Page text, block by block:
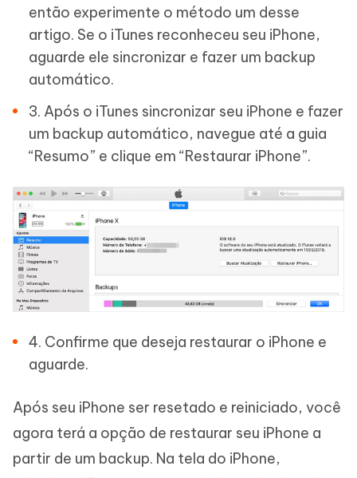
então experimente o método um desse
artigo. Se o iTunes reconheceu seu iPhone,
aguarde ele sincronizar e fazer um backup
automático.
3. Após o iTunes sincronizar seu iPhone e fazer
um backup automático, navegue até a guia
“Resumo” e clique em “Restaurar iPhone”.
4. Confirme que deseja restaurar o iPhone e
aguarde.
Após seu iPhone ser resetado e reiniciado, você
agora terá a opção de restaurar seu iPhone a
partir de um backup. Na tela do iPhone,